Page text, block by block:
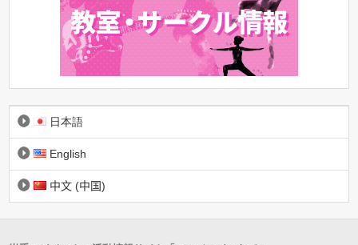
日本語
English
中文 (中国)